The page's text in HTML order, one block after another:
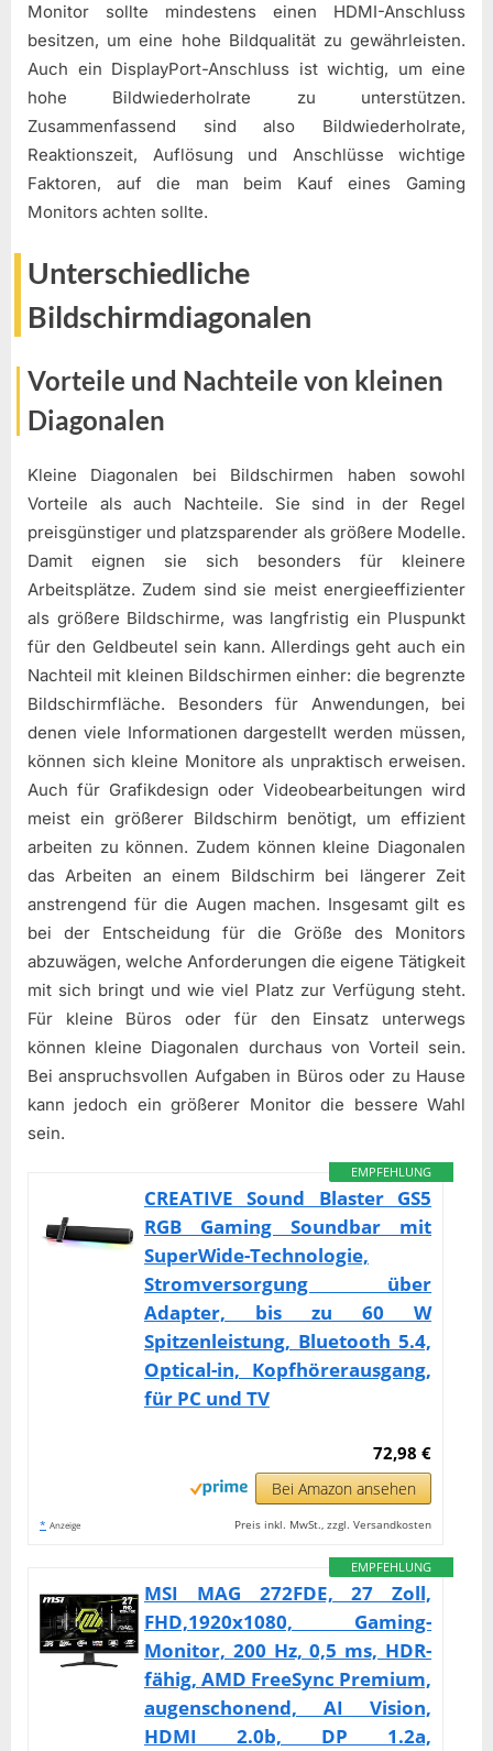
Monitor sollte mindestens einen HDMI-Anschluss
besitzen, um eine hohe Bildqualität zu gewährleisten.
Auch ein DisplayPort-Anschluss ist wichtig, um eine
hohe Bildwiederholrate zu unterstützen.
Zusammenfassend sind also Bildwiederholrate,
Reaktionszeit, Auflösung und Anschlüsse wichtige
Faktoren, auf die man beim Kauf eines Gaming
Monitors achten sollte.
Unterschiedliche
Bildschirmdiagonalen
Vorteile und Nachteile von kleinen
Diagonalen
Kleine Diagonalen bei Bildschirmen haben sowohl
Vorteile als auch Nachteile. Sie sind in der Regel
preisgünstiger und platzsparender als größere Modelle.
Damit eignen sie sich besonders für kleinere
Arbeitsplätze. Zudem sind sie meist energieeffizienter
als größere Bildschirme, was langfristig ein Pluspunkt
für den Geldbeutel sein kann. Allerdings geht auch ein
Nachteil mit kleinen Bildschirmen einher: die begrenzte
Bildschirmfläche. Besonders für Anwendungen, bei
denen viele Informationen dargestellt werden müssen,
können sich kleine Monitore als unpraktisch erweisen.
Auch für Grafikdesign oder Videobearbeitungen wird
meist ein größerer Bildschirm benötigt, um effizient
arbeiten zu können. Zudem können kleine Diagonalen
das Arbeiten an einem Bildschirm bei längerer Zeit
anstrengend für die Augen machen. Insgesamt gilt es
bei der Entscheidung für die Größe des Monitors
abzuwägen, welche Anforderungen die eigene Tätigkeit
mit sich bringt und wie viel Platz zur Verfügung steht.
Für kleine Büros oder für den Einsatz unterwegs
können kleine Diagonalen durchaus von Vorteil sein.
Bei anspruchsvollen Aufgaben in Büros oder zu Hause
kann jedoch ein größerer Monitor die bessere Wahl
sein.
EMPFEHLUNG
CREATIVE Sound Blaster GS5
RGB Gaming Soundbar mit
SuperWide-Technologie,
Stromversorgung über
Adapter, bis zu 60 W
Spitzenleistung, Bluetooth 5.4,
Optical-in, Kopfhörerausgang,
für PC und TV
72,98 €
Bei Amazon ansehen
* Anzeige Preis inkl. MwSt., zzgl. Versandkosten
EMPFEHLUNG
MSI MAG 272FDE, 27 Zoll,
FHD,1920x1080, Gaming-
Monitor, 200 Hz, 0,5 ms, HDR-
fähig, AMD FreeSync Premium,
augenschonend, AI Vision,
HDMI 2.0b, DP 1.2a,